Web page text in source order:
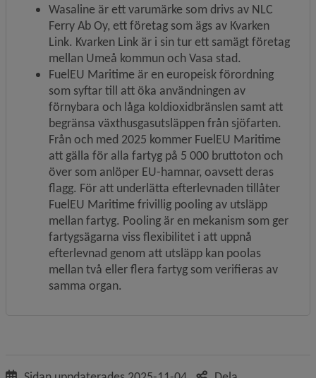
Wasaline är ett varumärke som drivs av NLC
Ferry Ab Oy, ett företag som ägs av Kvarken
Link. Kvarken Link är i sin tur ett samägt företag
mellan Umeå kommun och Vasa stad.
FuelEU Maritime är en europeisk förordning
som syftar till att öka användningen av
förnybara och låga koldioxidbränslen samt att
begränsa växthusgasutsläppen från sjöfarten.
Från och med 2025 kommer FuelEU Maritime
att gälla för alla fartyg på 5 000 bruttoton och
över som anlöper EU-hamnar, oavsett deras
flagg. För att underlätta efterlevnaden tillåter
FuelEU Maritime frivillig pooling av utsläpp
mellan fartyg. Pooling är en mekanism som ger
fartygsägarna viss flexibilitet i att uppnå
efterlevnad genom att utsläpp kan poolas
mellan två eller flera fartyg som verifieras av
samma organ.